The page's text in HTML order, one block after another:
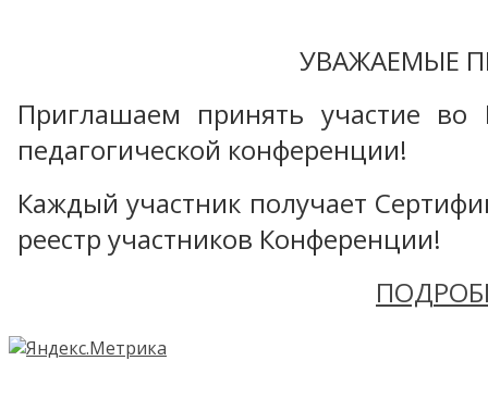
УВАЖАЕМЫЕ
Приглашаем принять участие во
педагогической конференции!
Каждый участник получает
реестр участников Конференции!